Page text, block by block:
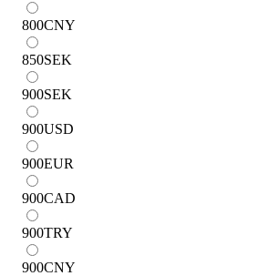
800CNY
850SEK
900SEK
900USD
900EUR
900CAD
900TRY
900CNY